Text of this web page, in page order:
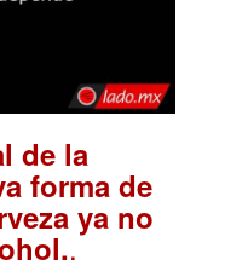
de la
forma de
ya no
.